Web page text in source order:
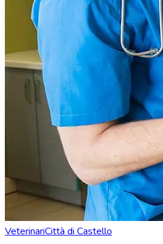
VeterinariCittà di Castello